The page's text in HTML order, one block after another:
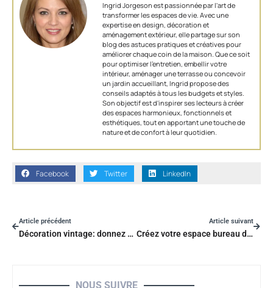
Ingrid Jorgeson est passionnée par l'art de
transformer les espaces de vie. Avec une
expertise en design, décoration et
aménagement extérieur, elle partage sur son
blog des astuces pratiques et créatives pour
améliorer chaque coin de la maison. Que ce soit
pour optimiser l’entretien, embellir votre
intérieur, aménager une terrasse ou concevoir
un jardin accueillant, Ingrid propose des
conseils adaptés à tous les budgets et styles.
Son objectif est d'inspirer ses lecteurs à créer
des espaces harmonieux, fonctionnels et
esthétiques, tout en apportant une touche de
nature et de confort à leur quotidien.
Facebook Twitter LinkedIn
Article précédent
Décoration vintage: donnez une seconde vie à vos objets oubliés de maison
Article suivant
Créez votre espace bureau de rêve à la maison avec ces astuces surprenantes
NOUS SUIVRE